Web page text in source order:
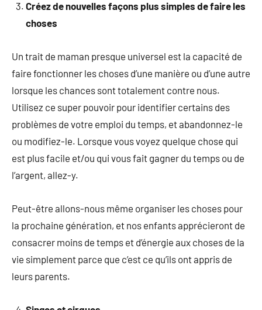
Créez de nouvelles façons plus simples de faire les
choses
Un trait de maman presque universel est la capacité de
faire fonctionner les choses d’une manière ou d’une autre
lorsque les chances sont totalement contre nous.
Utilisez ce super pouvoir pour identifier certains des
problèmes de votre emploi du temps, et abandonnez-le
ou modifiez-le. Lorsque vous voyez quelque chose qui
est plus facile et/ou qui vous fait gagner du temps ou de
l’argent, allez-y.
Peut-être allons-nous même organiser les choses pour
la prochaine génération, et nos enfants apprécieront de
consacrer moins de temps et d’énergie aux choses de la
vie simplement parce que c’est ce qu’ils ont appris de
leurs parents.